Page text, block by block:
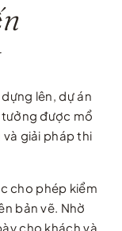
lên, dự án
tưởng được mổ
và giải pháp thi
cho phép kiểm
bản vẽ. Nhờ
cho khách và